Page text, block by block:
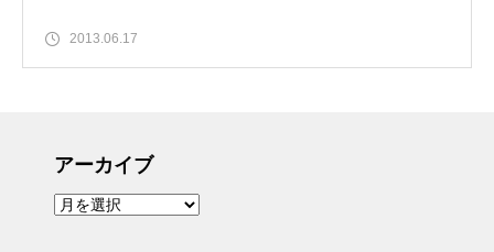
2013.06.17
アーカイブ
ア
ー